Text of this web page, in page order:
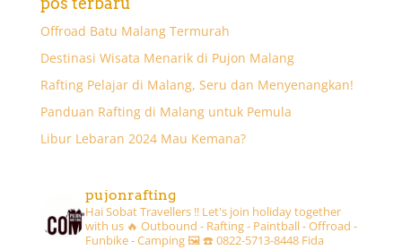
Offroad Batu Malang Termurah
Destinasi Wisata Menarik di Pujon Malang
Rafting Pelajar di Malang, Seru dan Menyenangkan!
Panduan Rafting di Malang untuk Pemula
Libur Lebaran 2024 Mau Kemana?
pujonrafting
Hai Sobat Travellers !! Let's join holiday together
with us 🔥 Outbound - Rafting - Paintball - Offroad -
Funbike - Camping 🖼☎️ 0822-5713-8448 Fida